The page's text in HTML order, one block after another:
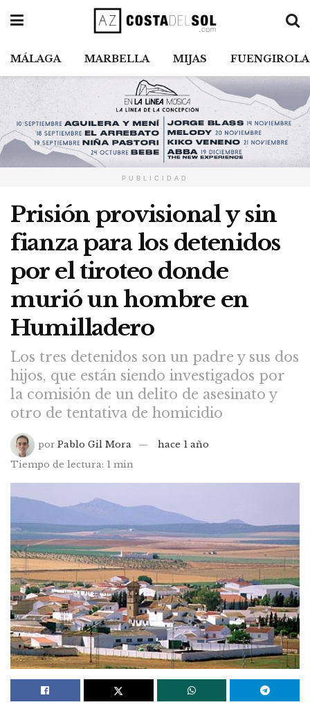
MÁLAGA MARBELLA MIJAS FUENGIROLA
PUBLICIDAD
Prisión provisional y sin
fianza para los detenidos
por el tiroteo donde
murió un hombre en
Humilladero
Los tres detenidos son un padre y sus dos
hijos, que están siendo investigados por
la comisión de un delito de asesinato y
otro de tentativa de homicidio
por Pablo Gil Mora
hace 1 año
Tiempo de lectura: 1 min